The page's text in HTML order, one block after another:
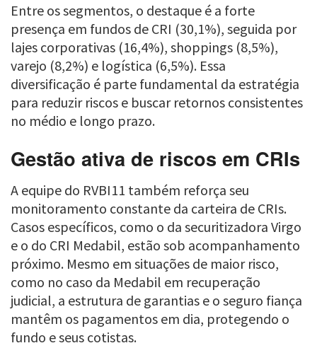
Entre os segmentos, o destaque é a forte
presença em fundos de CRI (30,1%), seguida por
lajes corporativas (16,4%), shoppings (8,5%),
varejo (8,2%) e logística (6,5%). Essa
diversificação é parte fundamental da estratégia
para reduzir riscos e buscar retornos consistentes
no médio e longo prazo.
Gestão ativa de riscos em CRIs
A equipe do RVBI11 também reforça seu
monitoramento constante da carteira de CRIs.
Casos específicos, como o da securitizadora Virgo
e o do CRI Medabil, estão sob acompanhamento
próximo. Mesmo em situações de maior risco,
como no caso da Medabil em recuperação
judicial, a estrutura de garantias e o seguro fiança
mantêm os pagamentos em dia, protegendo o
fundo e seus cotistas.